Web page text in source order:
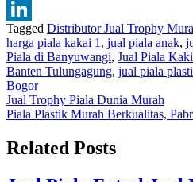
Pinterest
LinkedIn
Tagged Distributor Jual Trophy
harga piala kakai 1 , jual piala anak,
Piala di Banyuwangi, Jual Piala
Banten Tulungagung, jual piala
Bogor
Navigasi
pos
Jual Trophy Piala Dunia Murah
Piala Plastik Murah Berkualitas,
Related Posts